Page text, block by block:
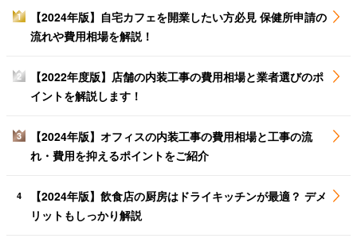
1
【2024年版】自宅カフェを開業したい方必見 保健所申請の
流れや費用相場を解説！
2
【2022年度版】店舗の内装工事の費用相場と業者選びのポ
イントを解説します！
3
【2024年版】オフィスの内装工事の費用相場と工事の流
れ・費用を抑えるポイントをご紹介
4
【2024年版】飲食店の厨房はドライキッチンが最適？ デメ
リットもしっかり解説